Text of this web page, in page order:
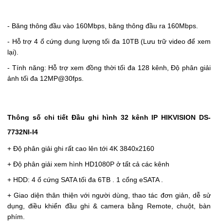
- Băng thông đầu vào 160Mbps, băng thông đầu ra 160Mbps.
- Hỗ trợ 4 ổ cứng dung lượng tối đa 10TB (Lưu trữ video để xem
lại).
- Tính năng: Hỗ trợ xem đồng thời tối đa 128 kênh, Độ phân giải
ảnh tối đa 12MP@30fps.
Thông số chi tiết Đầu ghi hình 32 kênh IP HIKVISION DS-
7732NI-I4
+ Độ phân giải ghi rất cao lên tới 4K 3840x2160
+ Độ phân giải xem hình HD1080P ở tất cả các kênh
+ HDD: 4 ổ cứng SATA tối đa 6TB . 1 cổng eSATA .
+ Giao diện thân thiện với người dùng, thao tác đơn giản, dễ sử
dụng, điều khiển đầu ghi & camera bằng Remote, chuột, bàn
phím.